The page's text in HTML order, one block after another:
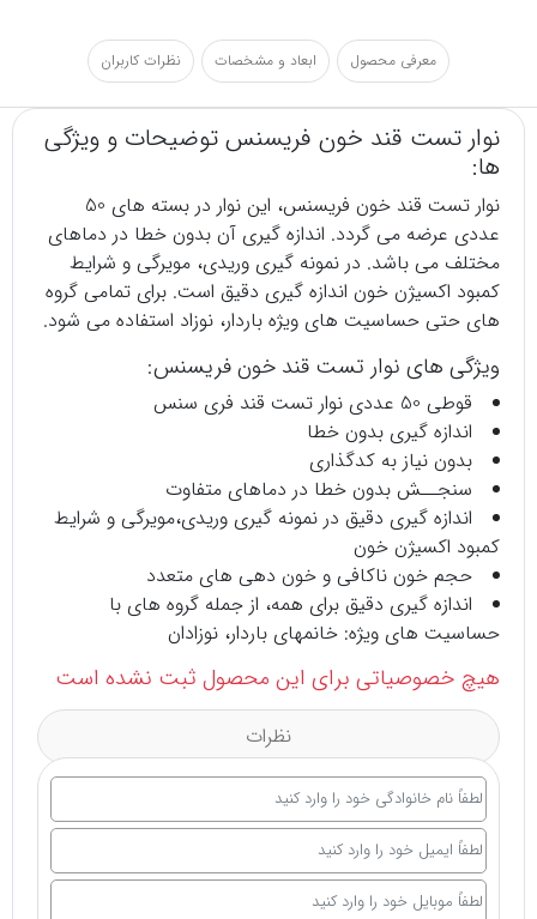
معرفی محصول ابعاد و مشخصات نظرات کاربران
نوار تست قند خون فریسنس توضیحات و ویژگی
ها:
نوار تست قند خون
فریسنس، این نوار در بسته های 50
عددی عرضه می گردد. اندازه گیری آن بدون خطا در دماهای
مختلف می باشد. در نمونه گیری وریدی، مویرگی و شرایط
کمبود اکسیژن خون اندازه گیری دقیق است. برای تمامی گروه
های حتی حساسیت های ویژه باردار، نوزاد استفاده می شود.
ویژگی های نوار تست قند خون فریسنس:
قوطی 50 عددی نوار تست قند فری سنس
اندازه گیری بدون خطا
بدون نیاز به کدگذاری
سنجــش بدون خطا در دماهای متفاوت
اندازه گیری دقیق در نمونه گیری وریدی،مویرگی و شرایط
کمبود اکسیژن خون
حجم خون ناکافی و خون دهی های متعدد
اندازه گیری دقیق برای همه، از جمله گروه های با
حساسیت های ویژه: خانمهای باردار، نوزادان
هیچ خصوصیاتی برای این محصول ثبت نشده است
نظرات